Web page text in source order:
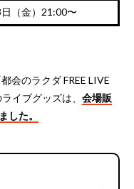
（金）21:00〜
会のラクダ FREE LIVE
イブグッズは、 会場販
した。